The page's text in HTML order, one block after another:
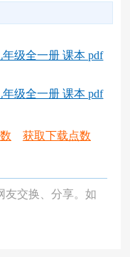
级全一册 课本 pdf
级全一册 课本 pdf
获取下载点数
友交换、分享。如